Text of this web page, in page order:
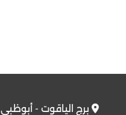
برج الياقوت - أبوظبي